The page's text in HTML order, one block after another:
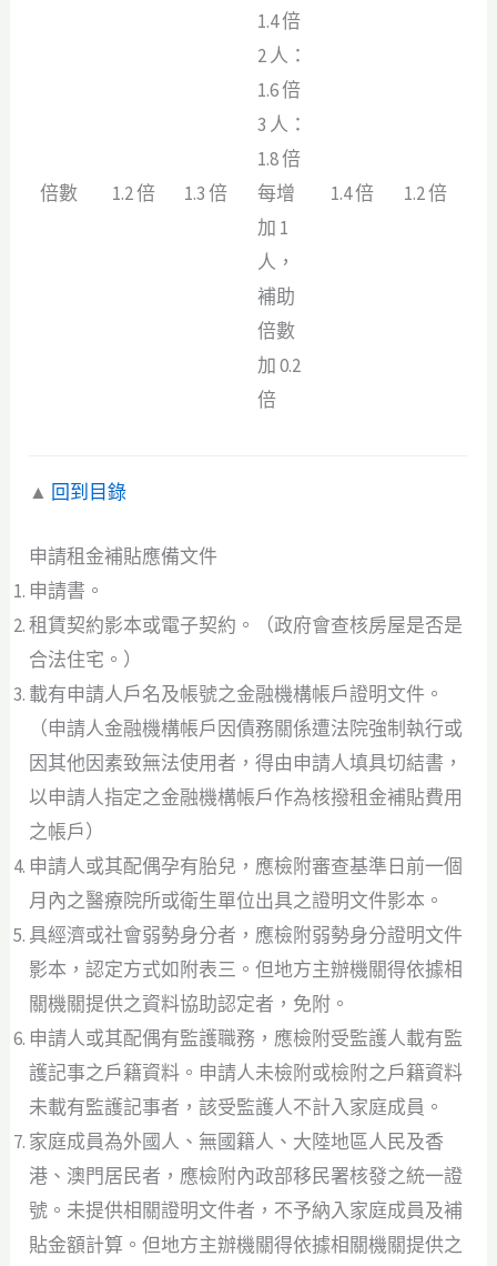
倍數 1.2 倍 1.3 倍
1.4 倍
2 人：
1.6 倍
3 人：
1.8 倍
每增
加 1
人，
補助
倍數
加 0.2
倍
1.4 倍 1.2 倍
▲ 回到目錄
申請租金補貼應備文件
申請書。
租賃契約影本或電子契約。（政府會查核房屋是否是
合法住宅。）
載有申請人戶名及帳號之金融機構帳戶證明文件。
（申請人金融機構帳戶因債務關係遭法院強制執行或
因其他因素致無法使用者，得由申請人填具切結書，
以申請人指定之金融機構帳戶作為核撥租金補貼費用
之帳戶）
申請人或其配偶孕有胎兒，應檢附審查基準日前一個
月內之醫療院所或衛生單位出具之證明文件影本。
具經濟或社會弱勢身分者，應檢附弱勢身分證明文件
影本，認定方式如附表三。但地方主辦機關得依據相
關機關提供之資料協助認定者，免附。
申請人或其配偶有監護職務，應檢附受監護人載有監
護記事之戶籍資料。申請人未檢附或檢附之戶籍資料
未載有監護記事者，該受監護人不計入家庭成員。
家庭成員為外國人、無國籍人、大陸地區人民及香
港、澳門居民者，應檢附內政部移民署核發之統一證
號。未提供相關證明文件者，不予納入家庭成員及補
貼金額計算。但地方主辦機關得依據相關機關提供之